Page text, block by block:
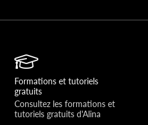
Formations et tutoriels
gratuits
Consultez les formations et
tutoriels gratuits d'Alina